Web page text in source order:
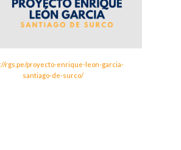
rgs.pe/proyecto-enrique-leon-garcia-
santiago-de-surco/